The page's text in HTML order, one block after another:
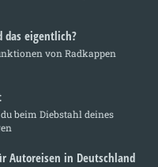
das eigentlich?
von Radkappen
beim Diebstahl deines
Autoreisen in Deutschland